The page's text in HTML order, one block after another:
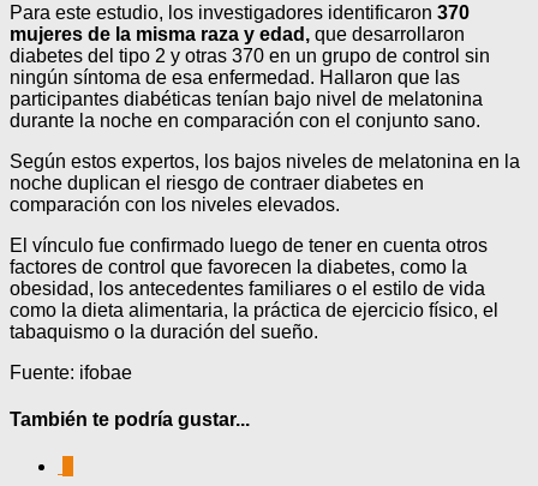
Para este estudio, los investigadores identificaron 370
mujeres de la misma raza y edad, que desarrollaron
diabetes del tipo 2 y otras 370 en un grupo de control sin
ningún síntoma de esa enfermedad. Hallaron que las
participantes diabéticas tenían bajo nivel de melatonina
durante la noche en comparación con el conjunto sano.
Según estos expertos, los bajos niveles de melatonina en la
noche duplican el riesgo de contraer diabetes en
comparación con los niveles elevados.
El vínculo fue confirmado luego de tener en cuenta otros
factores de control que favorecen la diabetes, como la
obesidad, los antecedentes familiares o el estilo de vida
como la dieta alimentaria, la práctica de ejercicio físico, el
tabaquismo o la duración del sueño.
Fuente: ifobae
También te podría gustar...